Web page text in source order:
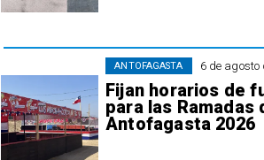
6 de agosto
Fijan horarios de
para las Ramadas
Antofagasta 2026
ANTOFAGASTA